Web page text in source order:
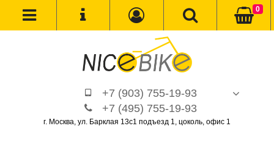
+7 (903) 755-19-93
+7 (495) 755-19-93
г. Москва, ул. Барклая 13с1 подъезд 1, цоколь, офис 1
0